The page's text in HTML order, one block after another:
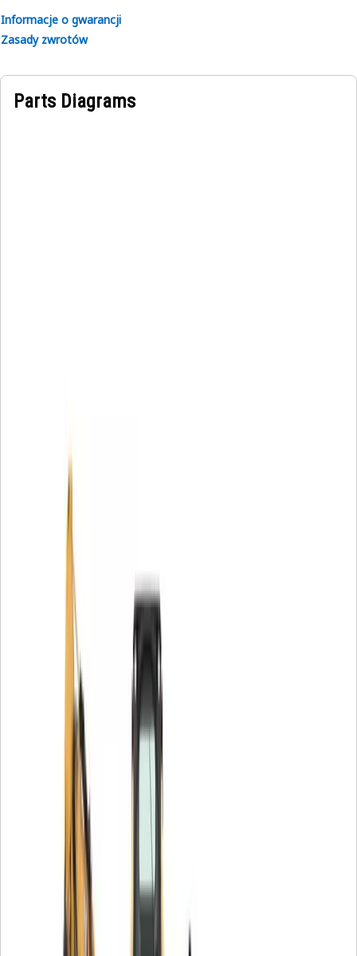
Informacje o gwarancji
Zasady zwrotów
Parts Diagrams